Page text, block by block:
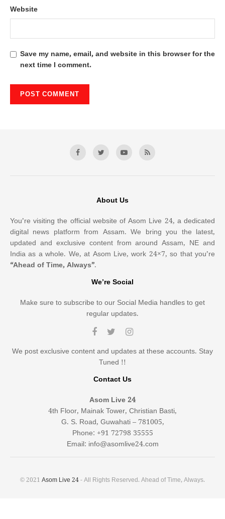
Website
Save my name, email, and website in this browser for the
next time I comment.
About Us
You’re visiting the official website of Asom Live 24, a dedicated
digital news platform from Assam. We bring you the latest,
updated and exclusive content from around Assam, NE and
India as a whole. We, at Asom Live, work 24×7, so that you’re
“Ahead of Time, Always”.
We’re Social
Make sure to subscribe to our Social Media handles to get
regular updates.
We post exclusive content and updates at these accounts. Stay
Tuned !!
Contact Us
Asom Live 24
4th Floor, Mainak Tower, Christian Basti,
G. S. Road, Guwahati – 781005,
Phone: +91 72798 35555
Email: info@asomlive24.com
© 2021 Asom Live 24- All Rights Reserved. Ahead of Time, Always.